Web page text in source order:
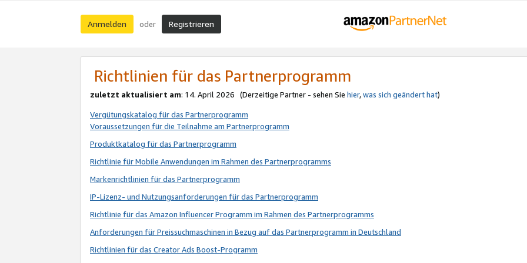
Anmelden oder Registrieren
Richtlinien für das Partnerprogramm
zuletzt aktualisiert am: 14. April 2026 (Derzeitige Partner - sehen Sie hier,was sich geändert hat)
Vergütungskatalog für das Partnerprogramm
Voraussetzungen für die Teilnahme am Partnerprogramm
Produktkatalog für das Partnerprogramm
Richtlinie für Mobile Anwendungen im Rahmen des Partnerprogramms
Markenrichtlinien für das Partnerprogramm
IP-Lizenz- und Nutzungsanforderungen für das Partnerprogramm
Richtlinie für das Amazon Influencer Programm im Rahmen des Partnerprogramms
Anforderungen für Preissuchmaschinen in Bezug auf das Partnerprogramm in Deutschland
Richtlinien für das Creator Ads Boost-Programm